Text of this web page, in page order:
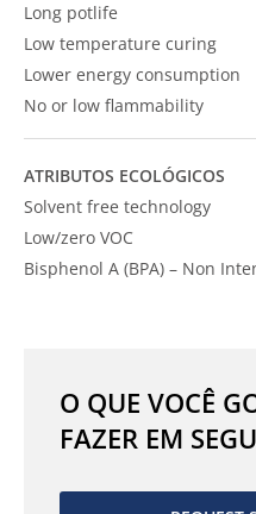
Long potlife
Low temperature curing
Lower energy consumption
No or low flammability
ATRIBUTOS ECOLÓGICOS
Solvent free technology
Low/zero VOC
Bisphenol A (BPA) – Non
O QUE VOCÊ
FAZER EM